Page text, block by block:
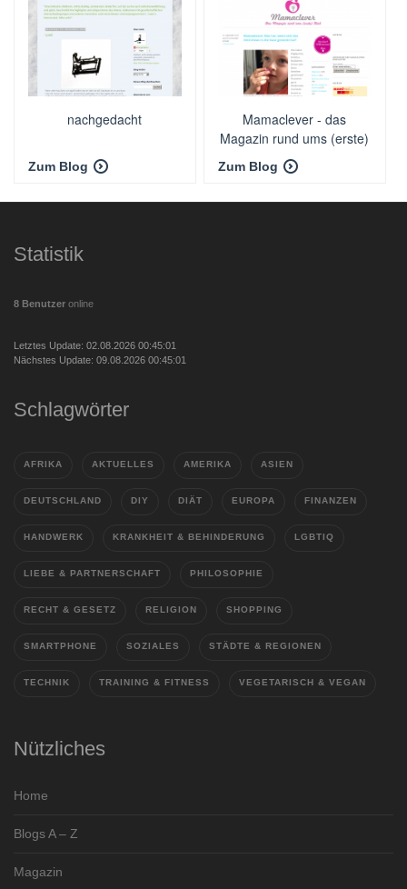
nachgedacht
Zum Blog
Mamaclever - das
Magazin rund ums (erste)
Kind
Zum Blog
Statistik
8 Benutzer online
Letztes Update: 02.08.2026 00:45:01
Nächstes Update: 09.08.2026 00:45:01
Schlagwörter
AFRIKA AKTUELLES AMERIKA ASIEN
DEUTSCHLAND DIY DIÄT EUROPA FINANZEN
HANDWERK KRANKHEIT & BEHINDERUNG LGBTIQ
LIEBE & PARTNERSCHAFT PHILOSOPHIE
RECHT & GESETZ RELIGION SHOPPING
SMARTPHONE SOZIALES STÄDTE & REGIONEN
TECHNIK TRAINING & FITNESS VEGETARISCH & VEGAN
Nützliches
Home
Blogs A – Z
Magazin